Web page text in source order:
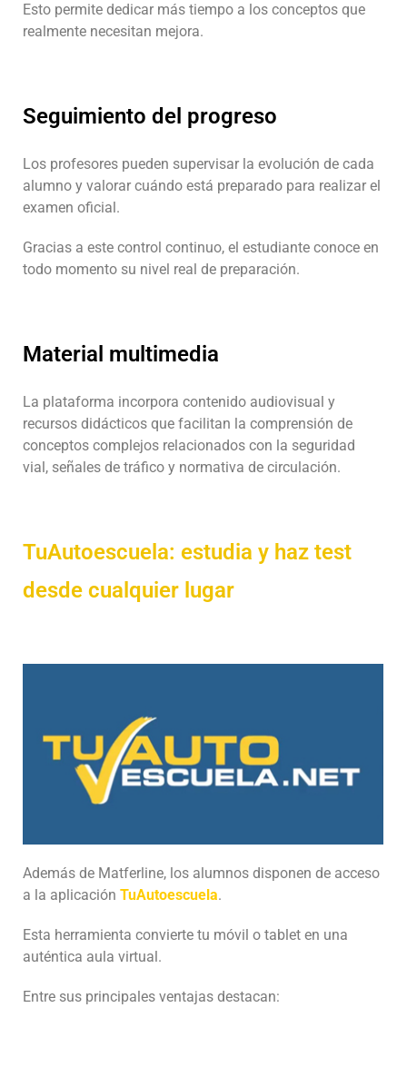
Esto permite dedicar más tiempo a los conceptos que
realmente necesitan mejora.
Seguimiento del progreso
Los profesores pueden supervisar la evolución de cada
alumno y valorar cuándo está preparado para realizar el
examen oficial.
Gracias a este control continuo, el estudiante conoce en
todo momento su nivel real de preparación.
Material multimedia
La plataforma incorpora contenido audiovisual y
recursos didácticos que facilitan la comprensión de
conceptos complejos relacionados con la seguridad
vial, señales de tráfico y normativa de circulación.
TuAutoescuela: estudia y haz test
desde cualquier lugar
Además de Matferline, los alumnos disponen de acceso
a la aplicación TuAutoescuela.
Esta herramienta convierte tu móvil o tablet en una
auténtica aula virtual.
Entre sus principales ventajas destacan: